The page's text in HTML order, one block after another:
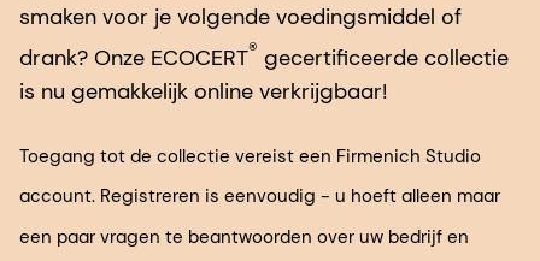
smaken voor je volgende voedingsmiddel of
drank? Onze ECOCERT® gecertificeerde collectie
is nu gemakkelijk online verkrijgbaar!
Toegang tot de collectie vereist een Firmenich Studio
account. Registreren is eenvoudig - u hoeft alleen maar
een paar vragen te beantwoorden over uw bedrijf en